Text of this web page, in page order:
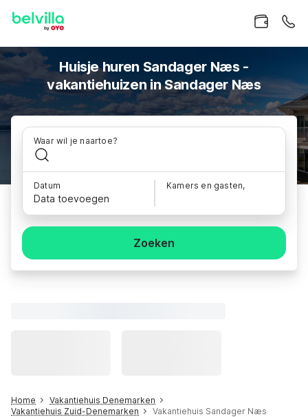
Huisje huren Sandager Næs -
vakantiehuizen in Sandager Næs
Waar wil je naartoe?
Datum
Data toevoegen
Kamers en gasten,
Zoeken
Home
Vakantiehuis Denemarken
Vakantiehuis Zuid-Denemarken
Vakantiehuis Sandager Næs